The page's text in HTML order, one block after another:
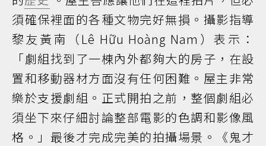
須確保裡面的各種文物完好無損。攝影指導
黎友黃南（Lê Hữu Hoàng Nam）表示：
「劇組找到了一棟內外都夠大的房子，在設
置和移動器材方面沒有任何困難。屋主非常
樂於支援劇組。正式開拍之前，整個劇組必
須坐下來仔細討論整部電影的色調和影像風
格。」最後才完成完美的拍攝場景。《鬼才